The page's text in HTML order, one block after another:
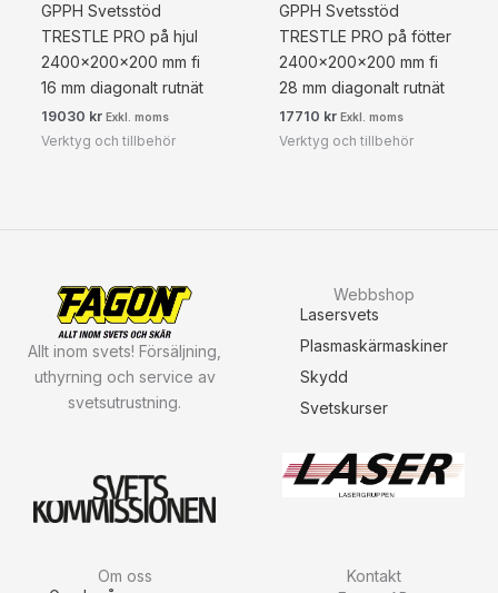
GPPH Svetsstöd
TRESTLE PRO på hjul
2400x200x200 mm fi
16 mm diagonalt rutnät
19030 kr Exkl. moms
Verktyg och tillbehör
GPPH Svetsstöd
TRESTLE PRO på fötter
2400x200x200 mm fi
28 mm diagonalt rutnät
17710 kr Exkl. moms
Verktyg och tillbehör
Allt inom svets! Försäljning,
uthyrning och service av
svetsutrustning.
Webbshop
Lasersvets
Plasmaskärmaskiner
Skydd
Svetskurser
Om oss
Kontakt